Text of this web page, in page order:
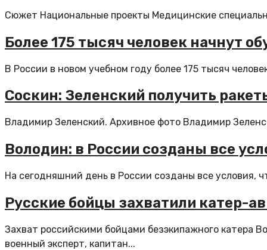
Сюжет Национальные проекты Медицинские
Более 175 тысяч человек начнут
В России в новом учебном году более 175 тысяч
Соскин: Зеленский получить
Владимир Зеленский. Архивное фото Владимир
Володин: в России созданы все
На сегодняшний день в России созданы все условия,
Русские бойцы захватили катер-
Захват российскими бойцами безэкипажного катера
военный эксперт, капитан...